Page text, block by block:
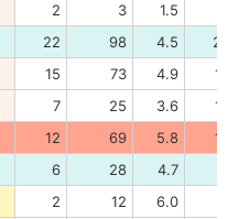
2 3 1.5
22 98 4.5
15 73 4.9
7 25 3.6
12 69 5.8
6 28 4.7
2 12 6.0